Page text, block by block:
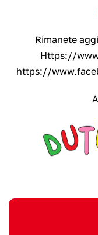
Rimanete
Https://
https://